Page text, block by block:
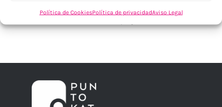
Política de CookiesPolítica de privacidadAviso Legal